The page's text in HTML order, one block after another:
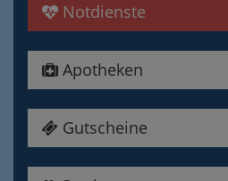
Notdienste
Apotheken
Gutscheine